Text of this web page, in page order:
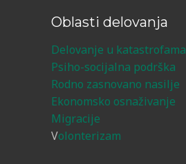
Oblasti delovanja
Delovanje u katastrofama
Psiho-socijalna podrška
Rodno zasnovano nasilje
Ekonomsko osnaživanje
Migracije
Volonterizam